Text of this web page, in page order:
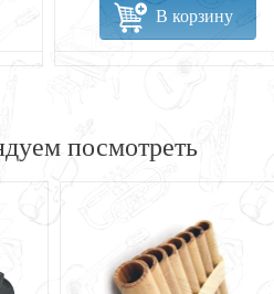
В корзину
посмотреть